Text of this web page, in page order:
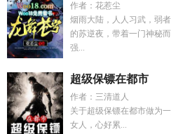
作者：花惹尘
烟雨大陆，人人习武，弱
的苏逆夜，带着一门神秘
强...
超级保镖在都市
作者：三清道人
关于超级保镖在都市做为
女人，心好累...